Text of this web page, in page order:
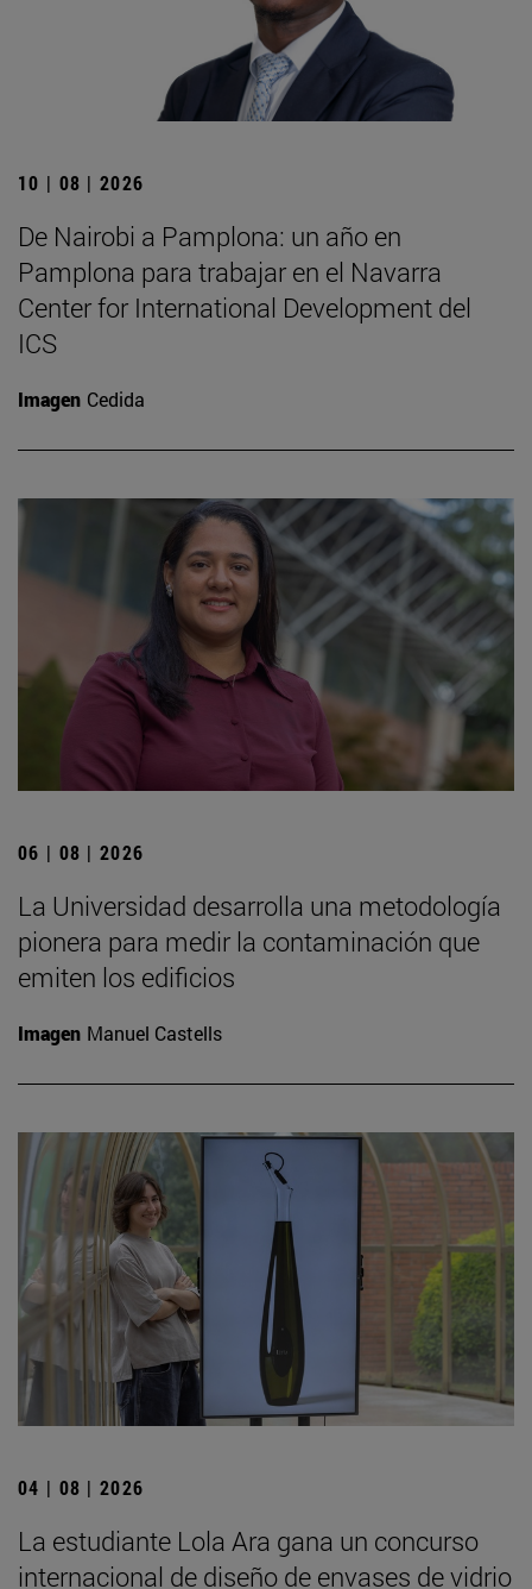
10 | 08 | 2026
De Nairobi a Pamplona: un año en
Pamplona para trabajar en el Navarra
Center for International Development del
ICS
Imagen Cedida
06 | 08 | 2026
La Universidad desarrolla una metodología
pionera para medir la contaminación que
emiten los edificios
Imagen Manuel Castells
04 | 08 | 2026
La estudiante Lola Ara gana un concurso
internacional de diseño de envases de vidrio